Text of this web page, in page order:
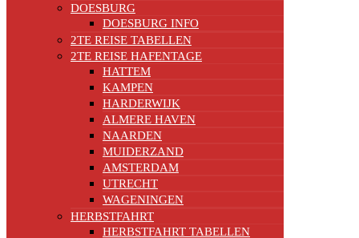
DOESBURG
DOESBURG INFO
2TE REISE TABELLEN
2TE REISE HAFENTAGE
HATTEM
KAMPEN
HARDERWIJK
ALMERE HAVEN
NAARDEN
MUIDERZAND
AMSTERDAM
UTRECHT
WAGENINGEN
HERBSTFAHRT
HERBSTFAHRT TABELLEN